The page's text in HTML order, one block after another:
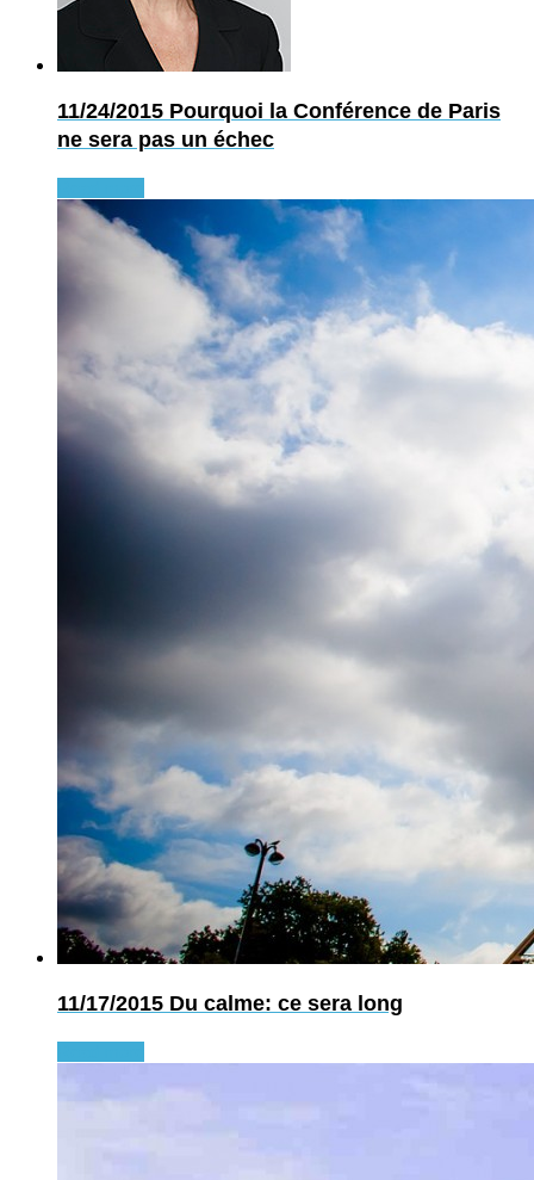
11/24/2015 Pourquoi la Conférence de Paris
ne sera pas un échec
11/17/2015 Du calme: ce sera long